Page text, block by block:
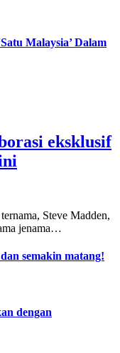
Malaysia’ Dalam
eksklusif
Steve Madden,
jenama…
semakin matang!
dengan